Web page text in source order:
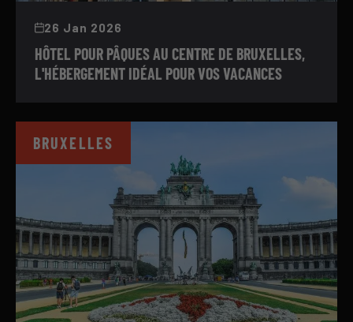
26 Jan 2026
HÔTEL POUR PÂQUES AU CENTRE DE BRUXELLES,
L'HÉBERGEMENT IDÉAL POUR VOS VACANCES
BRUXELLES